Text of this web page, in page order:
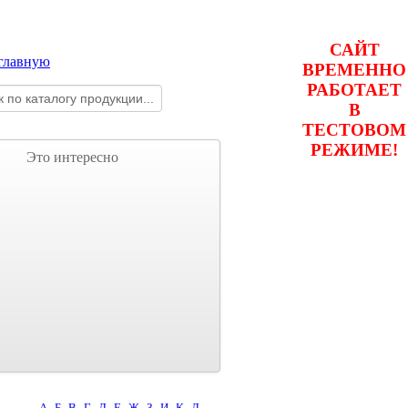
САЙТ
ВРЕМЕННО
РАБОТАЕТ
В
ТЕСТОВОМ
РЕЖИМЕ!
Это интересно